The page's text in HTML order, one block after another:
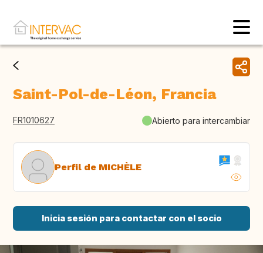
Saint-Pol-de-Léon, Francia
FR1010627 Abierto para intercambiar
Perfil de MICHÈLE
Inicia sesión para contactar con el socio